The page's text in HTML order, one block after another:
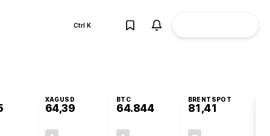
Ctrl K
XAGUSD
64,39
BTC
64.844
BRENTSPOT
81,41